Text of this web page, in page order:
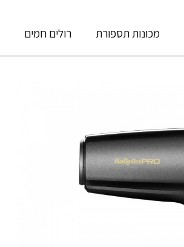
מכונות תספורת רולים חמים